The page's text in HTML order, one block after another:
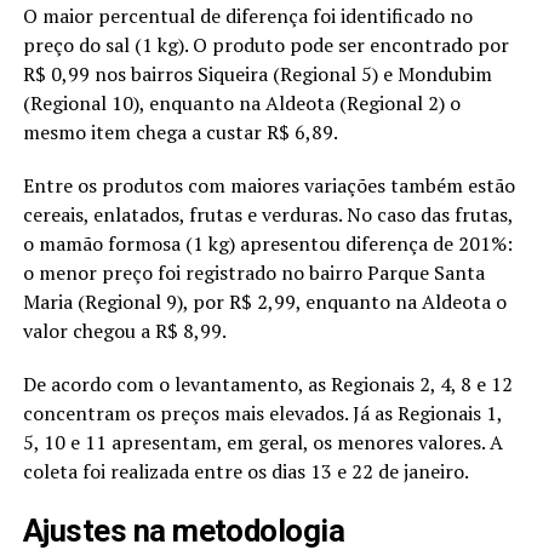
O maior percentual de diferença foi identificado no
preço do sal (1 kg). O produto pode ser encontrado por
R$ 0,99 nos bairros Siqueira (Regional 5) e Mondubim
(Regional 10), enquanto na Aldeota (Regional 2) o
mesmo item chega a custar R$ 6,89.
Entre os produtos com maiores variações também estão
cereais, enlatados, frutas e verduras. No caso das frutas,
o mamão formosa (1 kg) apresentou diferença de 201%:
o menor preço foi registrado no bairro Parque Santa
Maria (Regional 9), por R$ 2,99, enquanto na Aldeota o
valor chegou a R$ 8,99.
De acordo com o levantamento, as Regionais 2, 4, 8 e 12
concentram os preços mais elevados. Já as Regionais 1,
5, 10 e 11 apresentam, em geral, os menores valores. A
coleta foi realizada entre os dias 13 e 22 de janeiro.
Ajustes na metodologia